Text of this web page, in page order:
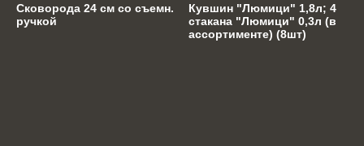
Сковорода 24 см со съемн.
ручкой
Кувшин "Люмици" 1,8л; 4
стакана "Люмици" 0,3л (в
ассортименте) (8шт)